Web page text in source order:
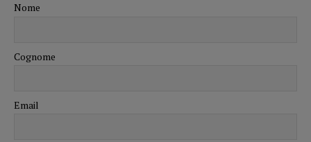
Nome
Cognome
Email